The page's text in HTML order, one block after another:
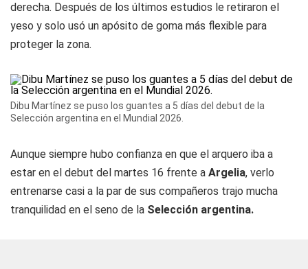
derecha. Después de los últimos estudios le retiraron el
yeso y solo usó un apósito de goma más flexible para
proteger la zona.
Dibu Martínez se puso los guantes a 5 días del debut de la
Selección argentina en el Mundial 2026.
Aunque siempre hubo confianza en que el arquero iba a
estar en el debut del martes 16 frente a Argelia, verlo
entrenarse casi a la par de sus compañeros trajo mucha
tranquilidad en el seno de la Selección argentina.